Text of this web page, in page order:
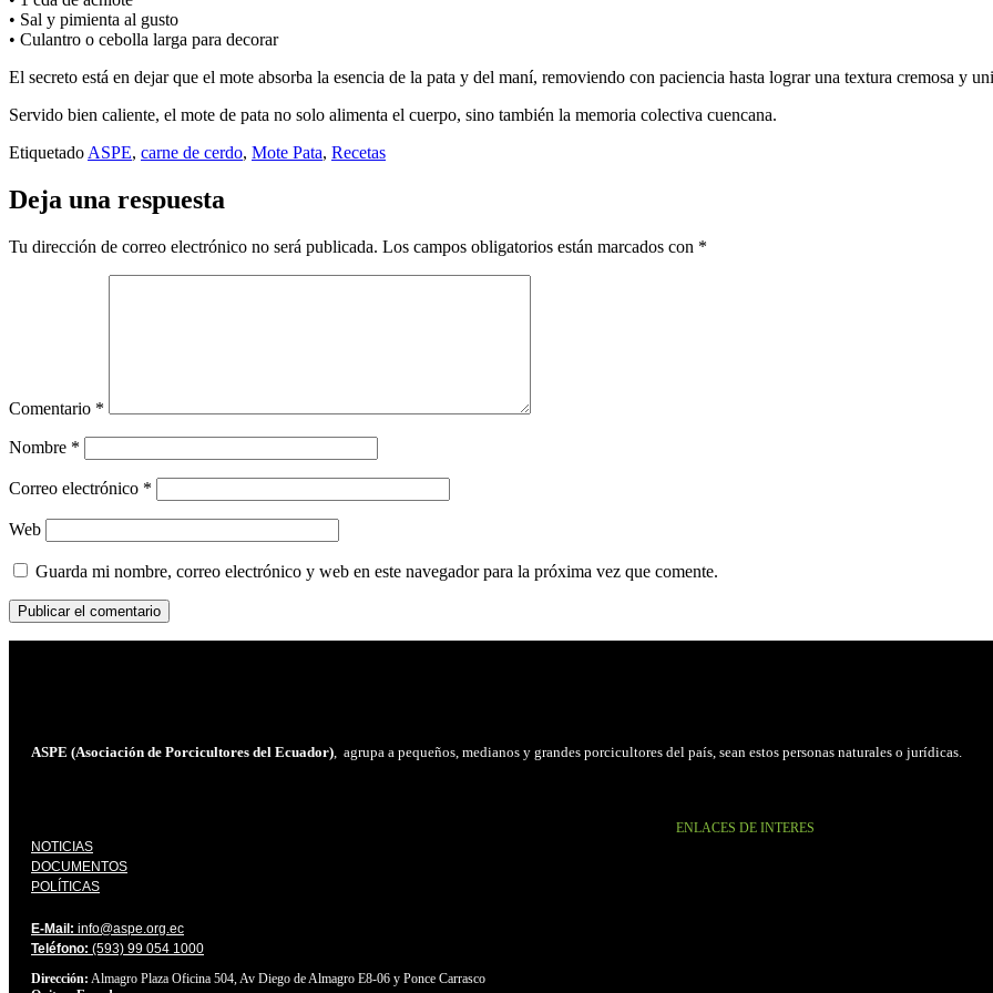
• Sal y pimienta al gusto
• Culantro o cebolla larga para decorar
El secreto está en dejar que el mote absorba la esencia de la pata y del maní, removiendo con paciencia hasta lograr una textura cremosa y
Servido bien caliente, el mote de pata no solo alimenta el cuerpo, sino también la memoria colectiva cuencana.
Etiquetado ASPE, carne de cerdo, Mote Pata, Recetas
Deja una respuesta
Tu dirección de correo electrónico no será publicada. Los campos obligatorios están marcados con *
Comentario *
Nombre *
Correo electrónico *
Web
Guarda mi nombre, correo electrónico y web en este navegador para la próxima vez que comente.
ASPE (Asociación de Porcicultores del Ecuador), agrupa a pequeños, medianos y grandes porcicultores del país, sean estos personas naturales o jurídicas.
ENLACES DE INTERES
NOTICIAS
DOCUMENTOS
POLÍTICAS
E-Mail: info@aspe.org.ec
Teléfono: (593) 99 054 1000
Dirección: Almagro Plaza Oficina 504, Av Diego de Almagro E8-06 y Ponce Carrasco